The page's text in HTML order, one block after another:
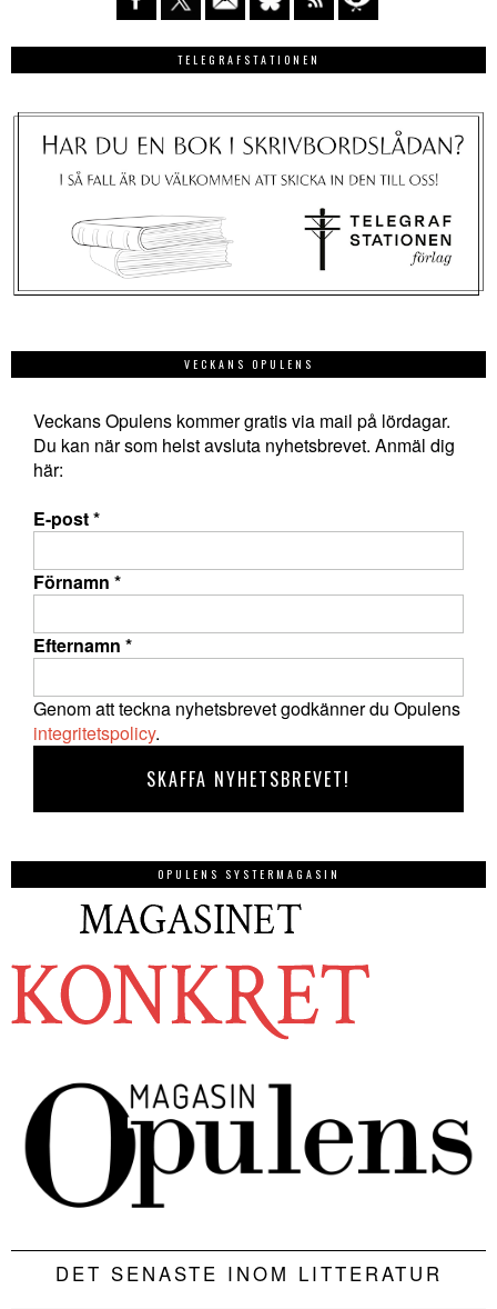
TELEGRAFSTATIONEN
VECKANS OPULENS
Veckans Opulens kommer gratis via mail på lördagar.
Du kan när som helst avsluta nyhetsbrevet. Anmäl dig
här:
E-post*
Förnamn *
Efternamn *
Genom att teckna nyhetsbrevet godkänner du Opulens
integritetspolicy.
OPULENS SYSTERMAGASIN
DET SENASTE INOM LITTERATUR